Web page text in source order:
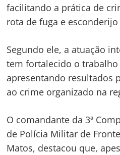
facilitando a prática de
rota de fuga e
Segundo ele, a atuação
tem fortalecido o trabalho
apresentando resultados
ao crime organizado na
O comandante da 3ª
de Polícia Militar de
Matos, destacou que,